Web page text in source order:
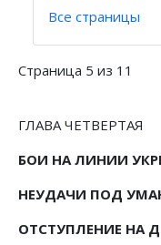
Все страницы
Страница 5 из 11
ГЛАВА ЧЕТВЕРТАЯ
БОИ НА ЛИНИИ
НЕУДАЧИ ПОД
ОТСТУПЛЕНИЕ НА